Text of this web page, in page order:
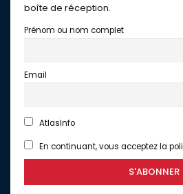
boîte de réception.
Prénom ou nom complet
Email
AtlasInfo
En continuant, vous acceptez la